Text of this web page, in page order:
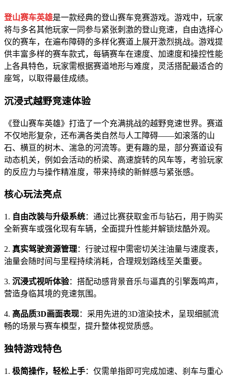
登山赛车英雄是一款经典的登山赛车竞赛游戏。游戏中，玩家
将与多名其他玩家一同参与紧张刺激的登山竞速，自由选择心
仪的赛车，在遍布障碍的多样化赛道上展开激烈挑战。游戏提
供丰富多样的赛车款式，每辆赛车在速度、加速度和操控性能
上各具特色，玩家需根据赛道地形与难度，灵活搭配最适合的
座驾，以取得最佳成绩。
沉浸式越野竞速体验
《登山赛车英雄》打造了一个充满挑战的越野竞速世界。赛道
不仅地形复杂，还布满各类自然与人工障碍——如滚落的山
石、横亘的树木、湍急的河流等。更有趣的是，部分赛道设有
动态机关，例如会活动的桥梁、高速旋转的风车等，考验玩家
的反应力与操作精准度，带来持续的新鲜感与紧张感。
核心玩法亮点
1. 自由改装与升级系统：通过比赛获取金币与钻石，用于购买
全新赛车或强化现有车辆，全面提升性能并解锁炫酷外观。
2. 真实驾驶资源管理：行驶过程中需密切关注油量与速度表，
油量会随时间与里程持续消耗，合理规划路线至关重要。
3. 沉浸式视听体验：搭配动感背景音乐与逼真的引擎轰鸣声，
营造身临其境的竞速氛围。
4. 高品质3D画面表现：采用先进的3D渲染技术，呈现细腻流
畅的场景与赛车模型，提升整体视觉质感。
独特游戏特色
1. 极简操作，轻松上手：仅需单指即可完成加速、刹车与重心